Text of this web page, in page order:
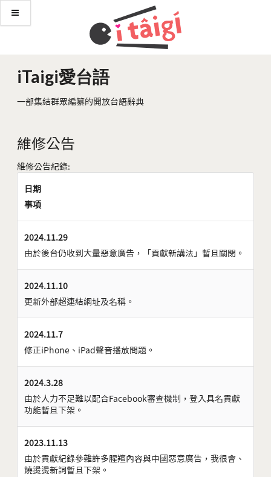
iTaigi愛台語
一部集結群眾編纂的開放台語辭典
維修公告
維修公告紀錄:
日期
事項
2024.11.29
由於後台仍收到大量惡意廣告，「貢獻新講法」暫且關閉。
2024.11.10
更新外部超連結網址及名稱。
2024.11.7
修正iPhone、iPad聲音播放問題。
2024.3.28
由於人力不足難以配合Facebook審查機制，登入具名貢獻
功能暫且下架。
2023.11.13
由於貢獻紀錄參雜許多腥羶內容與中國惡意廣告，我很會、
燒燙燙新詞暫且下架。